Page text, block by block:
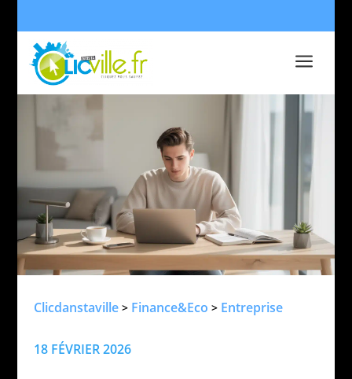
a
Clicdanstaville> Finance&Eco > Entreprise
18 FÉVRIER 2026